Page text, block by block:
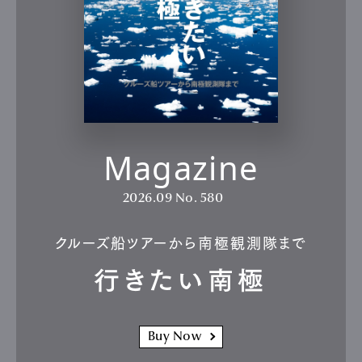
Magazine
2026.09 No. 580
クルーズ船ツアーから南極観測隊まで
行きたい南極
Buy Now